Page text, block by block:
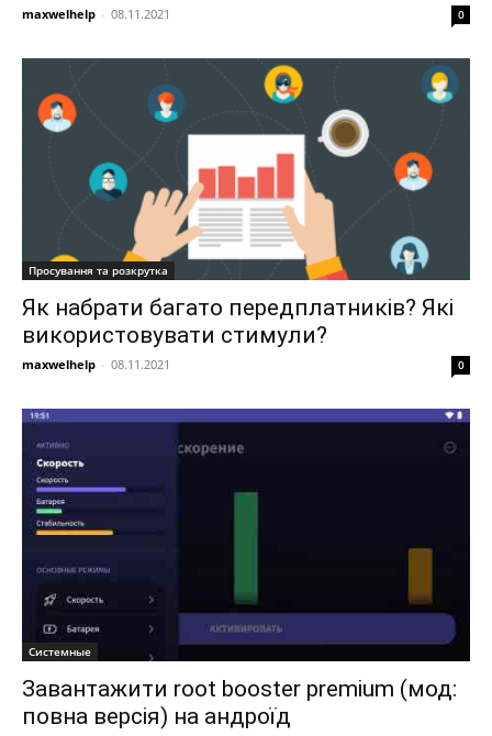
maxwelhelp - 08.11.2021 0
Просування та розкрутка
Як набрати багато передплатників? Які
використовувати стимули?
maxwelhelp - 08.11.2021 0
Системные
Завантажити root booster premium (мод:
повна версія) на андроїд